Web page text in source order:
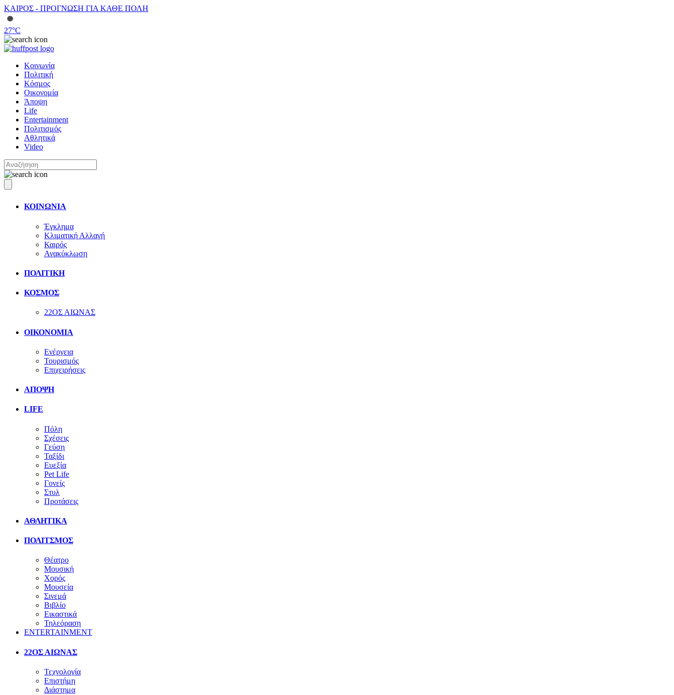
ΚΑΙΡΟΣ - ΠΡΟΓΝΩΣΗ ΓΙΑ ΚΑΘΕ ΠΟΛΗ
27°C
Κοινωνία
Πολιτική
Κόσμος
Οικονομία
Άποψη
Life
Entertainment
Πολιτισμός
Αθλητικά
Video
ΚΟΙΝΩΝΙΑ
Έγκλημα
Κλιματική Αλλαγή
Καιρός
Ανακύκλωση
ΠΟΛΙΤΙΚΗ
ΚΟΣΜΟΣ
22ΟΣ ΑΙΩΝΑΣ
ΟΙΚΟΝΟΜΙΑ
Ενέργεια
Τουρισμός
Επιχειρήσεις
ΑΠΟΨΗ
LIFE
Πόλη
Σχέσεις
Γεύση
Ταξίδι
Ευεξία
Pet Life
Γονείς
Στυλ
Προτάσεις
ΑΘΛΗΤΙΚΑ
ΠΟΛΙΤΣΜΟΣ
Θέατρο
Μουσική
Χορός
Μουσεία
Σινεμά
Βιβλίο
Εικαστικά
Τηλεόραση
ENTERTAINMENT
22ΟΣ ΑΙΩΝΑΣ
Τεχνολογία
Επιστήμη
Διάστημα